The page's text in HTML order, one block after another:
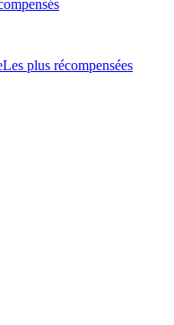
Les plus récompensées